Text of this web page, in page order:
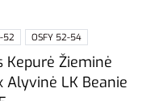
52 OSFY 52-54
Kepurė Žieminė
Alyvinė LK Beanie